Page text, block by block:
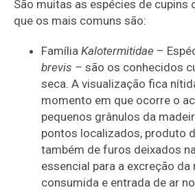
São muitas as espécies de cupins
que os mais comuns são:
Família Kalotermitidae –
brevis – são os conhecidos
seca. A visualização fica
momento em que ocorre o
pequenos grânulos da
pontos localizados, produto
também de furos deixados
essencial para a excreção da
consumida e entrada de ar